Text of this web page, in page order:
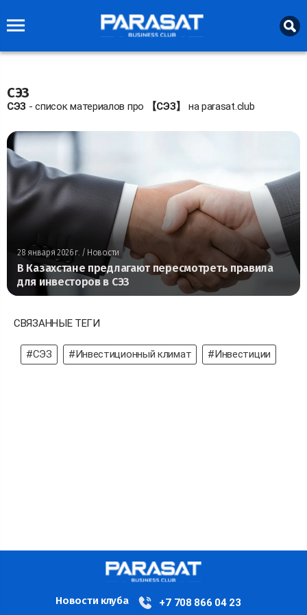
СЭЗ
СЭЗ - список материалов про 【СЭЗ】 на parasat.club
28 января 2026 г. / Новости
В Казахстане предлагают пересмотреть правила
для инвесторов в СЭЗ
СВЯЗАННЫЕ ТЕГИ
#СЭЗ #Инвестиционный климат #Инвестиции
Новости клуба
+7 708 866 04 23